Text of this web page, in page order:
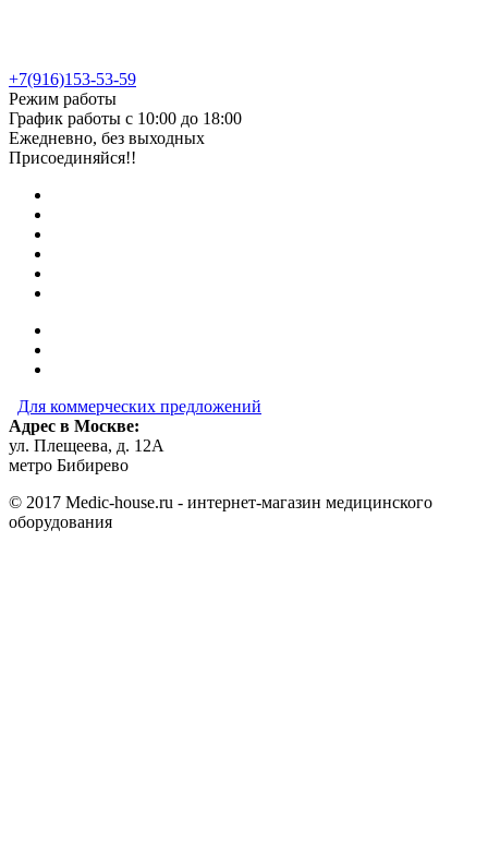
+7(916)153-53-59
Режим работы
График работы с 10:00 до 18:00
Ежедневно, без выходных
Присоединяйся!!
Для коммерческих предложений
Адрес в Москве:
ул. Плещеева, д. 12А
метро Бибирево
© 2017 Medic-house.ru - интернет-магазин медицинского
оборудования